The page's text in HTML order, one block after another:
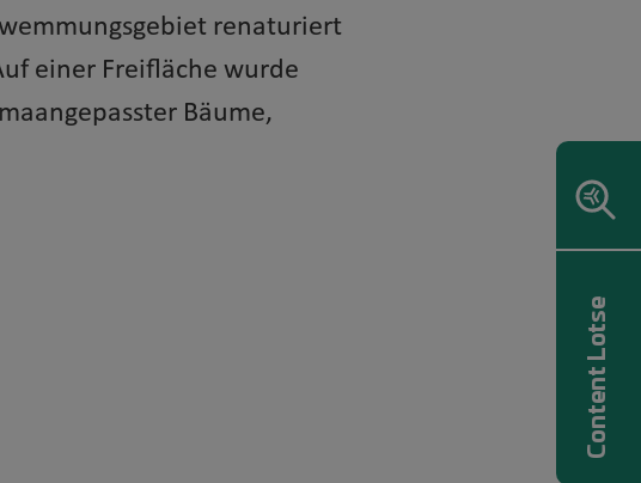
renaturiert
einer Freifläche wurde
Bäume,
Content Lotse